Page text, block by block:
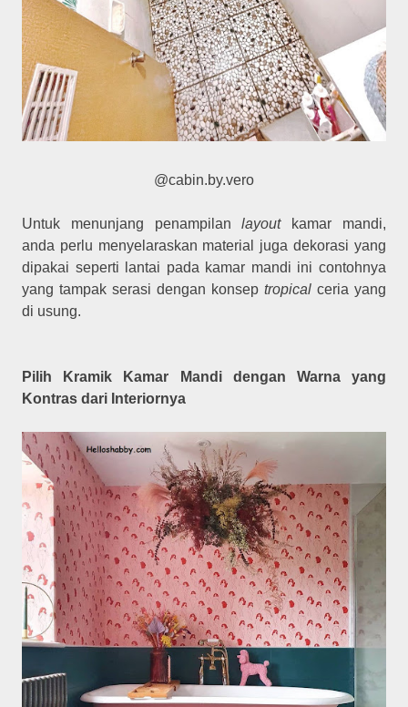
@cabin.by.vero
Untuk menunjang penampilanlayoutkamar mandi,
anda perlu menyelaraskan material juga dekorasi yang
dipakai seperti lantai pada kamar mandi ini contohnya
yang tampak serasi dengan konsep tropicalceria yang
di usung.
Pilih Kramik Kamar Mandi dengan Warna yang
Kontras dari Interiornya